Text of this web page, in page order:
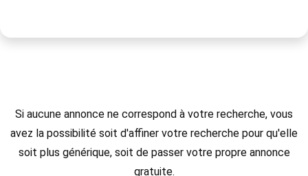
Si aucune annonce ne correspond à votre recherche, vous
avez la possibilité soit d'affiner votre recherche pour qu'elle
soit plus générique, soit de passer votre propre annonce
gratuite.